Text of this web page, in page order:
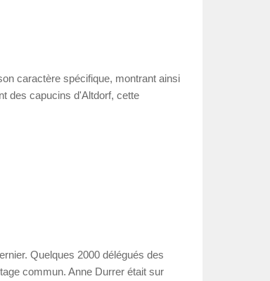
caractère spécifique, montrant ainsi
des capucins d'Altdorf, cette
Quelques 2000 délégués des
commun. Anne Durrer était sur